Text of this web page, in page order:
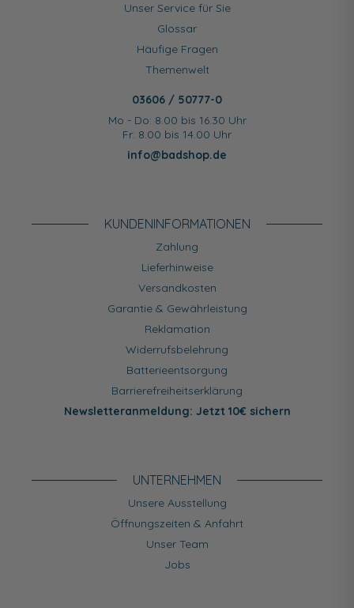
Unser Service für Sie
Glossar
Häufige Fragen
Themenwelt
03606 / 50777-0
Mo - Do: 8.00 bis 16.30 Uhr
Fr: 8.00 bis 14.00 Uhr
info@badshop.de
KUNDEN­INFORMATIONEN
Zahlung
Lieferhinweise
Versandkosten
Garantie & Gewährleistung
Reklamation
Widerrufsbelehrung
Batterieentsorgung
Barrierefreiheitserklärung
Newsletteranmeldung: Jetzt 10€ sichern
UNTERNEHMEN
Unsere Ausstellung
Öffnungszeiten & Anfahrt
Unser Team
Jobs